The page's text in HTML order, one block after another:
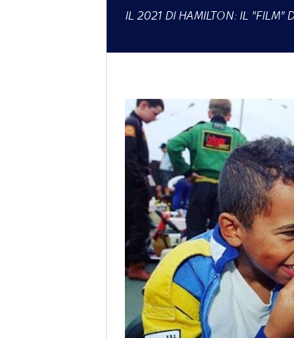
IL 2021 DI HAMILTON: IL "FILM"